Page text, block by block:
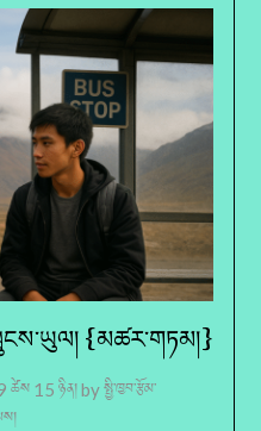
{མཚར་གཏམ།}
ཚེས 15 ཉིན།byསྤྱི་ཁྱབ་རྩོམ་